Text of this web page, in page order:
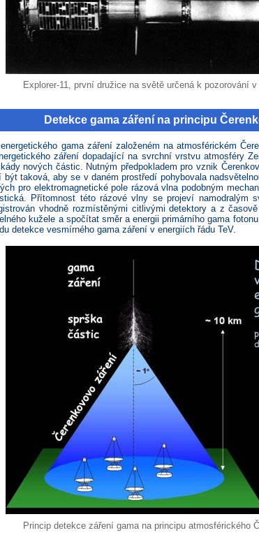
Explorer-11, první družice na světě určená k pozorování
Detekce gama záření na principu
gama záření založeném na atmosférickém
záření dopadající na svrchní vrstvu atmosféry
nových částic. Nutným předpokladem pro vznik
taková, aby se v daném prostředí pohybovala
pro elektromagnetické pole rázová vlna podobným
Přítomnost této rázové vlny se projeví namodralým
vhodně rozmístěnými citlivými detektory a z
kužele a spočítat směr a energii primárního gama
detekce vesmírného gama záření v energiích řádu TeV.
Princip detekce záření gama na principu atmosférického